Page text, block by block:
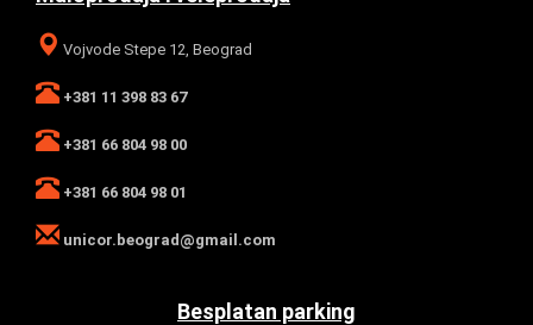
Vojvode Stepe 12, Beograd
+381 11 398 83 67
+381 66 804 98 00
+381 66 804 98 01
unicor.beograd@gmail.com
Besplatan parking